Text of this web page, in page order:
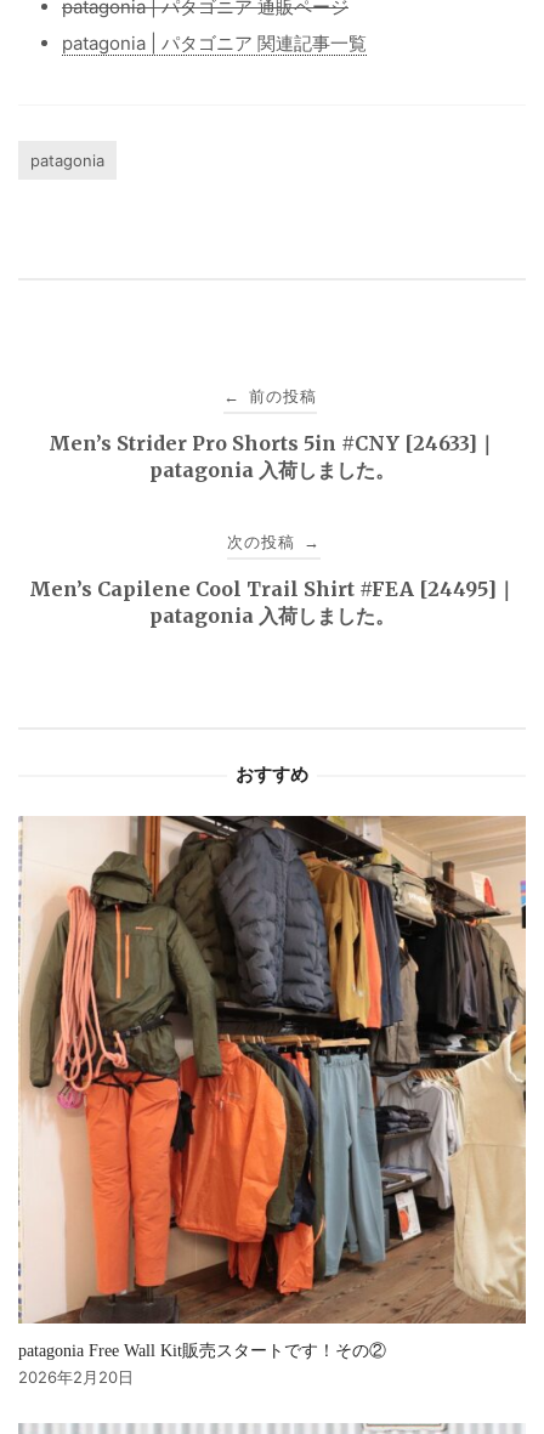
patagonia | パタゴニア 通販ページ
patagonia | パタゴニア 関連記事一覧
patagonia
ゲ
← 前の投稿
Men’s Strider Pro Shorts 5in #CNY [24633]｜
patagonia 入荷しました。
次の投稿 →
Men’s Capilene Cool Trail Shirt #FEA [24495]｜
patagonia 入荷しました。
おすすめ
patagonia Free Wall Kit販売スタートです！その②
2026年2月20日